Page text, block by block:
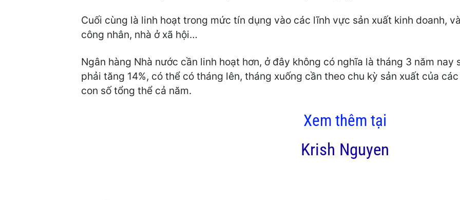
Cuối cùng là linh hoạt trong mức tín dụng vào các lĩnh vực sản xuất kinh doanh,
công nhân, nhà ở xã hội…
Ngân hàng Nhà nước cần linh hoạt hơn, ở đây không có nghĩa là tháng 3 năm nay
phải tăng 14%, có thể có tháng lên, tháng xuống cần theo chu kỳ sản xuất của
con số tổng thể cả năm.
Xem thêm tại
Krish Nguyen